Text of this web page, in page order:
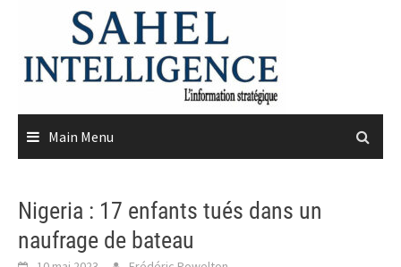
content
Main Menu
Nigeria : 17 enfants tués dans un
naufrage de bateau